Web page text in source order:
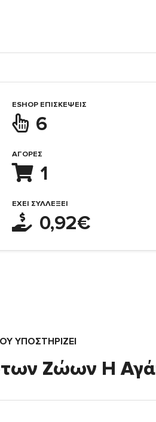
ESHOP ΕΠΙΣΚΈΨΕΙΣ
6
ΑΓΟΡΈΣ
1
ΈΧΕΙ ΣΥΛΛΈΞΕΙ
0,92€
ΥΠΟΣΤΗΡΙΖΕΙ
Ζώων Η